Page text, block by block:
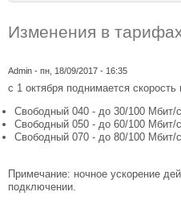
Изменения в
Admin - пн, 18/09/2017 - 16:35
с 1 октября поднимается
Свободный 040 - до 30/100 Мбит/с
Свободный 050 - до 60/100 Мбит/с
Свободный 070 - до 80/100 Мбит/с
Примечание: ночное ускорение
подключении.